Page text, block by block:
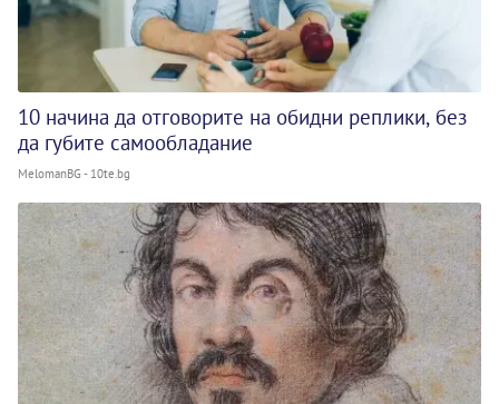
10 начина да отговорите на обидни реплики, без
да губите самообладание
MelomanBG - 10te.bg